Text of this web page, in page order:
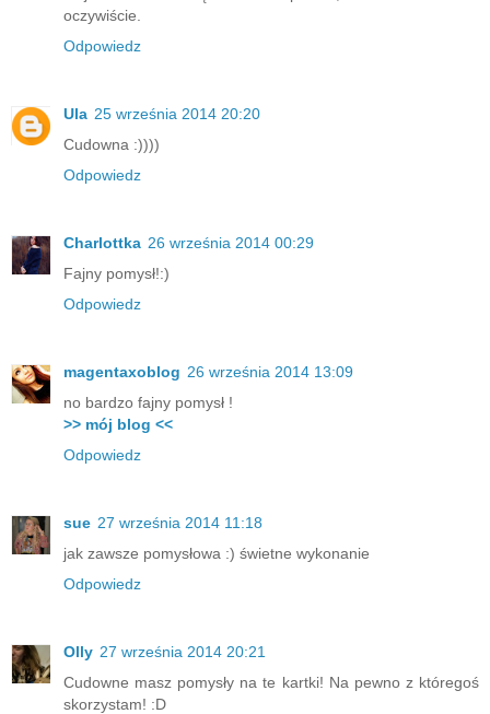
oczywiście.
Odpowiedz
Ula 25 września 2014 20:20
Cudowna :))))
Odpowiedz
Charlottka 26 września 2014 00:29
Fajny pomysł!:)
Odpowiedz
magentaxoblog 26 września 2014 13:09
no bardzo fajny pomysł !
>> mój blog <<
Odpowiedz
sue 27 września 2014 11:18
jak zawsze pomysłowa :) świetne wykonanie
Odpowiedz
Olly 27 września 2014 20:21
Cudowne masz pomysły na te kartki! Na pewno z któregoś
skorzystam! :D